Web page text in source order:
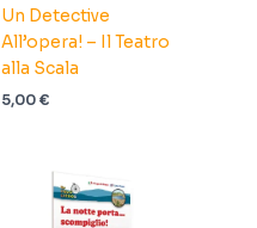
Un Detective
All’opera! – Il Teatro
alla Scala
5,00€